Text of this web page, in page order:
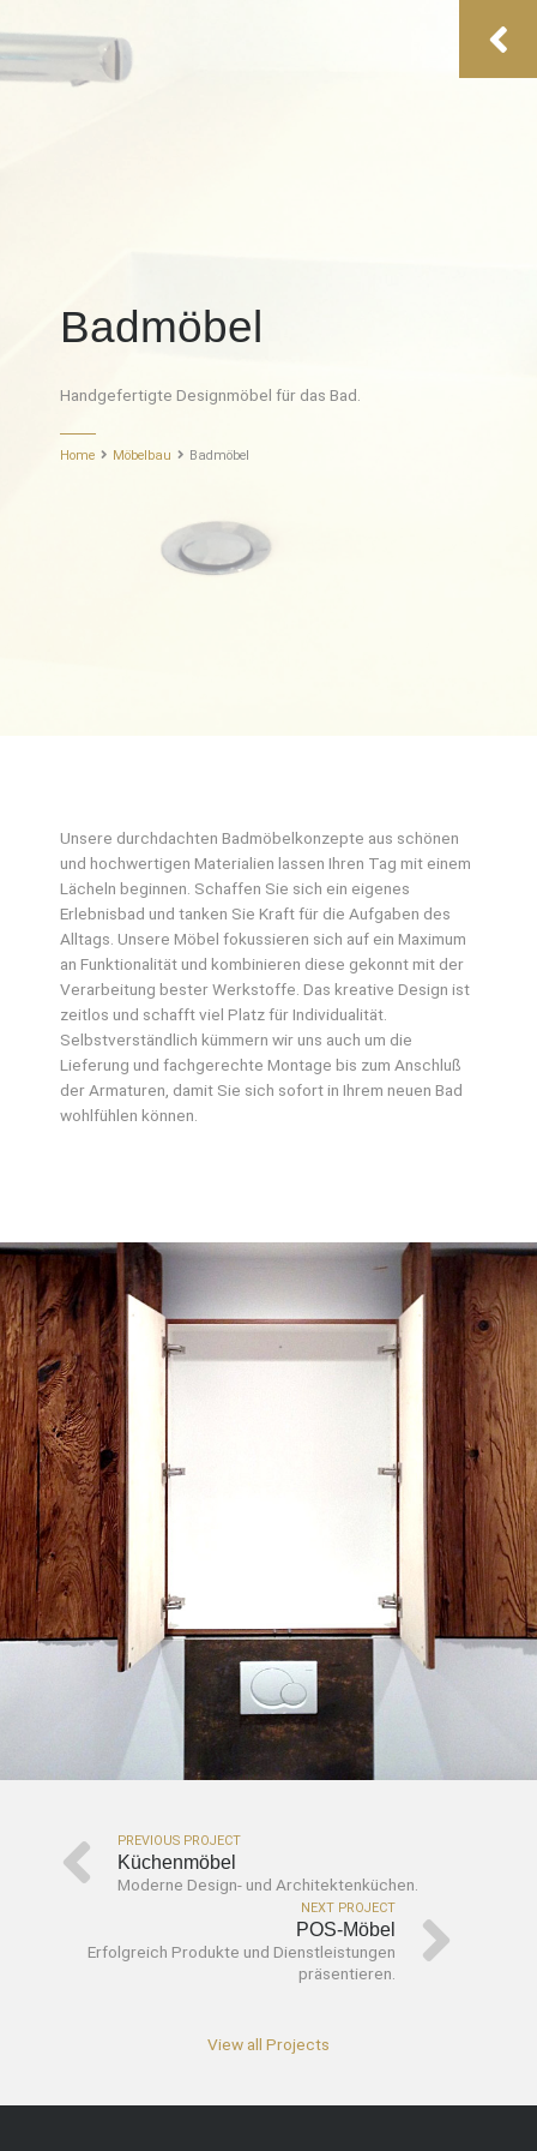
Badmöbel
Handgefertigte Designmöbel für das Bad.
Home Möbelbau Badmöbel
Unsere durchdachten Badmöbelkonzepte aus schönen
und hochwertigen Materialien lassen Ihren Tag mit einem
Lächeln beginnen. Schaffen Sie sich ein eigenes
Erlebnisbad und tanken Sie Kraft für die Aufgaben des
Alltags. Unsere Möbel fokussieren sich auf ein Maximum
an Funktionalität und kombinieren diese gekonnt mit der
Verarbeitung bester Werkstoffe. Das kreative Design ist
zeitlos und schafft viel Platz für Individualität.
Selbstverständlich kümmern wir uns auch um die
Lieferung und fachgerechte Montage bis zum Anschluß
der Armaturen, damit Sie sich sofort in Ihrem neuen Bad
wohlfühlen können.
PREVIOUS PROJECT
Küchenmöbel
Moderne Design- und Architektenküchen.
NEXT PROJECT
POS-Möbel
Erfolgreich Produkte und Dienstleistungen
präsentieren.
View all Projects